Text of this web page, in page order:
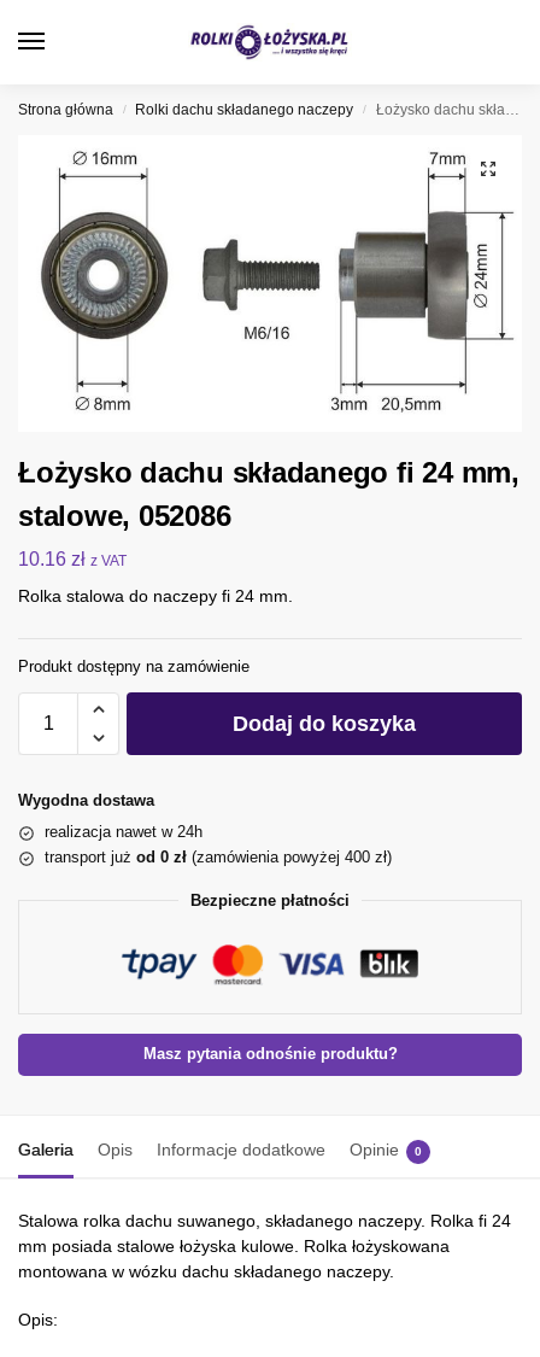
Strona główna / Rolki dachu składanego naczepy / Łożysko dachu składanego fi 24 mm, stalowe, 052086
Łożysko dachu składanego fi 24 mm,
stalowe, 052086
10.16 zł z VAT
Rolka stalowa do naczepy fi 24 mm.
Produkt dostępny na zamówienie
Dodaj do koszyka
Wygodna dostawa
realizacja nawet w 24h
transport już od 0 zł (zamówienia powyżej 400 zł)
Bezpieczne płatności
Masz pytania odnośnie produktu?
Galeria Opis Informacje dodatkowe Opinie 0
Stalowa rolka dachu suwanego, składanego naczepy. Rolka fi 24
mm posiada stalowe łożyska kulowe. Rolka łożyskowana
montowana w wózku dachu składanego naczepy.
Opis: